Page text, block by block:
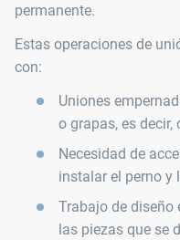
permanente.
Estas operaciones de
con:
Uniones
o grapas, es
Necesidad de
instalar el perno y
Trabajo de diseño
las piezas que se